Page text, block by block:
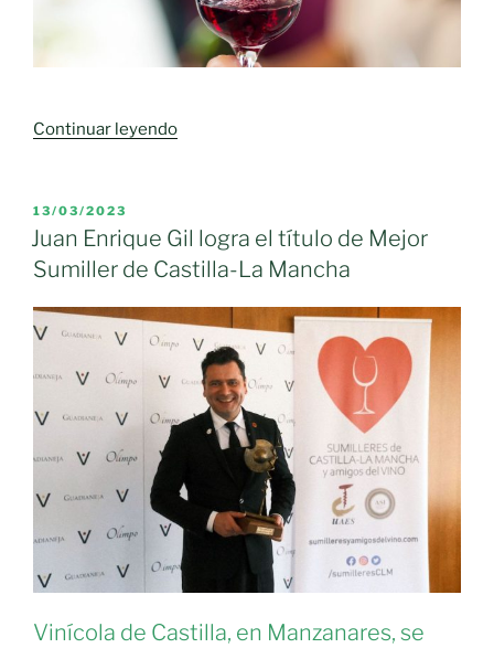
Continuar leyendo«Castilla-
al
Mejor
de
la
región»
PUBLICADO
EL
13/03/2023
Juan Enrique Gil logra el título de Mejor
Sumiller de Castilla-La Mancha
Vinícola de Castilla, en Manzanares, se